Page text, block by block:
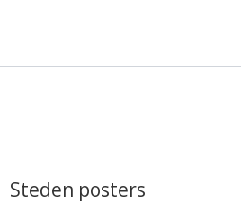
Steden posters